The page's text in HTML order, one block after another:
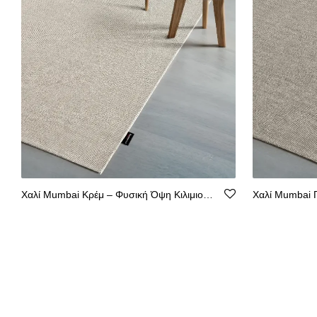
Χαλί Mumbai Κρέμ – Φυσική Όψη Κιλιμιού, Αντιολισθητικό, Υποαλλεργικόm